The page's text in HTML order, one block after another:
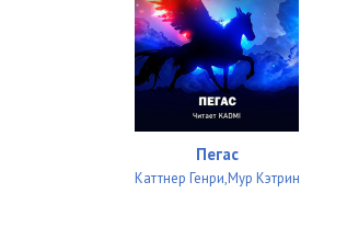
Пегас
Каттнер Генри,Мур Кэтрин